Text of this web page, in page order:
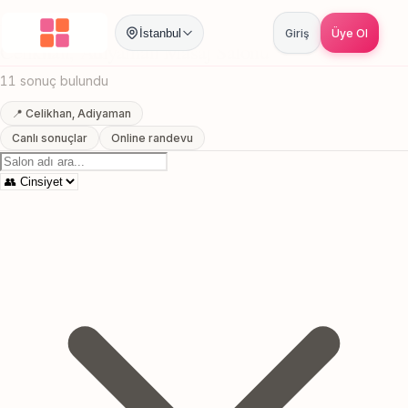
İstanbul Giriş Üye Ol
Anasayfa / Adiyaman / / Masaj Salonu
Celikhan, Adiyaman Masaj Salonu
11 sonuç bulundu
📍 Celikhan, Adiyaman
Canlı sonuçlar
Online randevu